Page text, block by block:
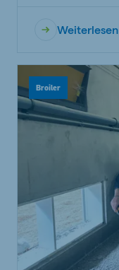
Weiterlesen
Broiler